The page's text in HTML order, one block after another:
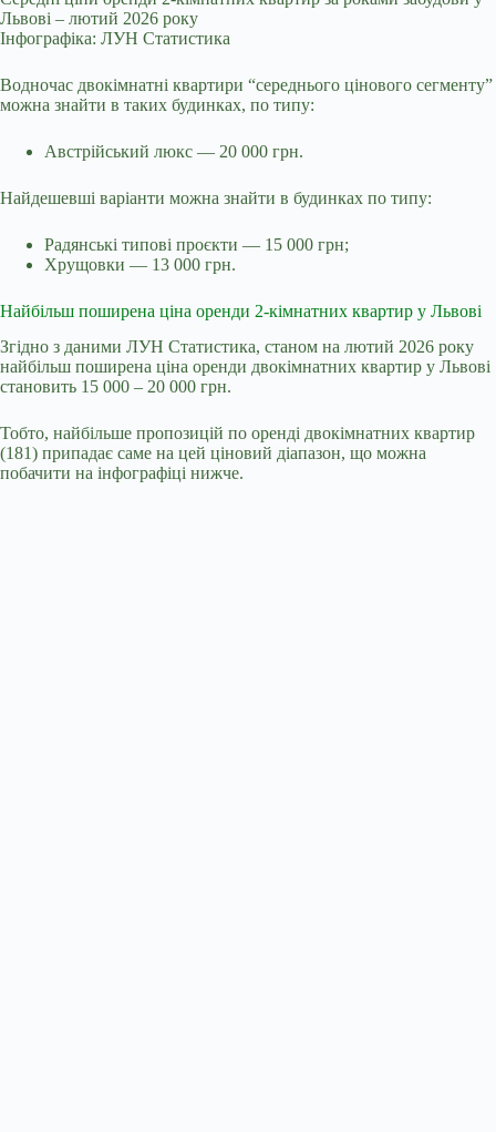
Львові – лютий 2026 року
Інфографіка: ЛУН Статистика
Водночас двокімнатні квартири “середнього цінового сегменту”
можна знайти в таких будинках, по типу:
Австрійський люкс — 20 000 грн.
Найдешевші варіанти можна знайти в будинках по типу:
Радянські типові проєкти — 15 000 грн;
Хрущовки — 13 000 грн.
Найбільш поширена ціна оренди 2-кімнатних квартир у Львові
Згідно з даними ЛУН Статистика, станом на лютий 2026 року
найбільш поширена ціна оренди двокімнатних квартир у Львові
становить 15 000 – 20 000 грн.
Тобто, найбільше пропозицій по оренді двокімнатних квартир
(181) припадає саме на цей ціновий діапазон, що можна
побачити на інфографіці нижче.